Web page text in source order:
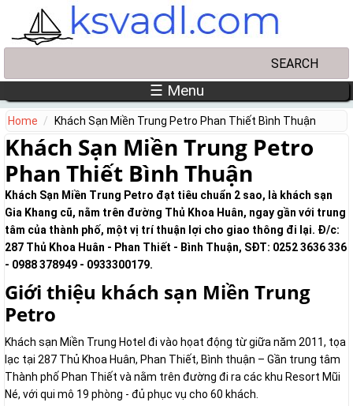
Skip to main content
☰ Menu
Home Khách Sạn Miền Trung Petro Phan Thiết Bình Thuận
Khách Sạn Miền Trung Petro
Phan Thiết Bình Thuận
Khách Sạn Miền Trung Petro đạt tiêu chuẩn 2 sao, là khách sạn
Gia Khang cũ, nằm trên đường Thủ Khoa Huân, ngay gần với trung
tâm của thành phố, một vị trí thuận lợi cho giao thông đi lại. Đ/c:
287 Thủ Khoa Huân - Phan Thiết - Bình Thuận, SĐT: 0252 3636 336
- 0988 378949 - 0933300179.
Giới thiệu khách sạn Miền Trung
Petro
Khách sạn Miền Trung Hotel đi vào họat động từ giữa năm 2011, tọa
lạc tại 287 Thủ Khoa Huân, Phan Thiết, Bình thuận – Gần trung tâm
Thành phố Phan Thiết và nằm trên đường đi ra các khu Resort Mũi
Né, với qui mô 19 phòng - đủ phục vụ cho 60 khách.